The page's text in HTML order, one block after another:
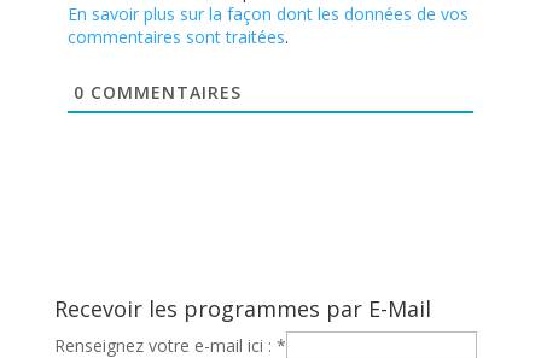
En savoir plus sur la façon dont les données de vos
commentaires sont traitées.
0 COMMENTAIRES
Recevoir les programmes par E-Mail
Renseignez votre e-mail ici : *